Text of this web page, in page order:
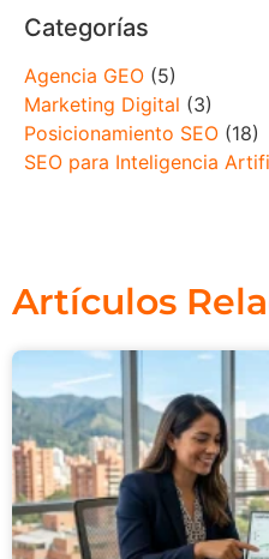
Categorías
Agencia GEO (5)
Marketing Digital (3)
Posicionamiento SEO (18)
SEO para Inteligencia
Artículos